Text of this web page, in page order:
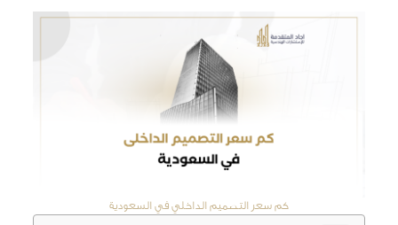
كم سعر التصميم الداخلي في السعودية